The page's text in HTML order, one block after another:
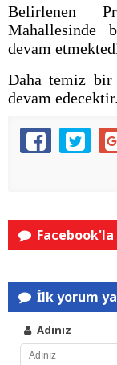
Belirlenen
Mahallesinde
devam
Daha temiz bir
devam edecektir.
İlk yorum
Adınız